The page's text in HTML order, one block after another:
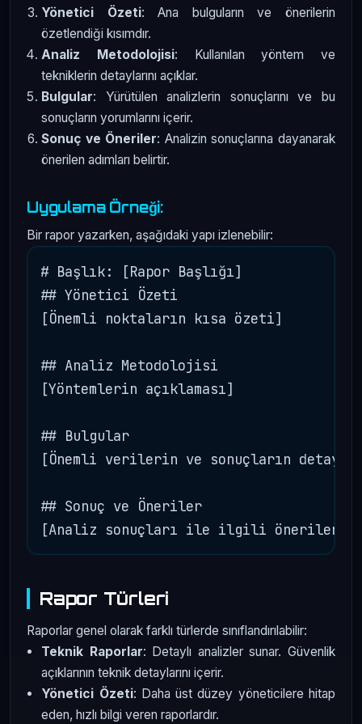
Yönetici Özeti: Ana bulguların ve önerilerin
özetlendiği kısımdır.
Analiz Metodolojisi: Kullanılan yöntem ve
tekniklerin detaylarını açıklar.
Bulgular: Yürütülen analizlerin sonuçlarını ve bu
sonuçların yorumlarını içerir.
Sonuç ve Öneriler: Analizin sonuçlarına dayanarak
önerilen adımları belirtir.
Uygulama Örneği:
Bir rapor yazarken, aşağıdaki yapı izlenebilir:
# Başlık: [Rapor Başlığı]
## Yönetici Özeti
[Önemli noktaların kısa özeti]
## Analiz Metodolojisi
[Yöntemlerin açıklaması]
## Bulgular
[Önemli verilerin ve sonuçların
## Sonuç ve Öneriler
Rapor Türleri
Raporlar genel olarak farklı türlerde sınıflandırılabilir:
Teknik Raporlar: Detaylı analizler sunar. Güvenlik
açıklarının teknik detaylarını içerir.
Yönetici Özeti: Daha üst düzey yöneticilere hitap
eden, hızlı bilgi veren raporlardır.